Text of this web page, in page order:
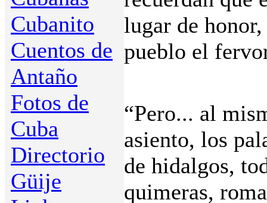
Cubanito
Cuentos de
Antaño
Fotos de
Cuba
Directorio
Güije
lugar de
pueblo el
“Pero... al
asiento, los
de hidalgos,
quimeras,